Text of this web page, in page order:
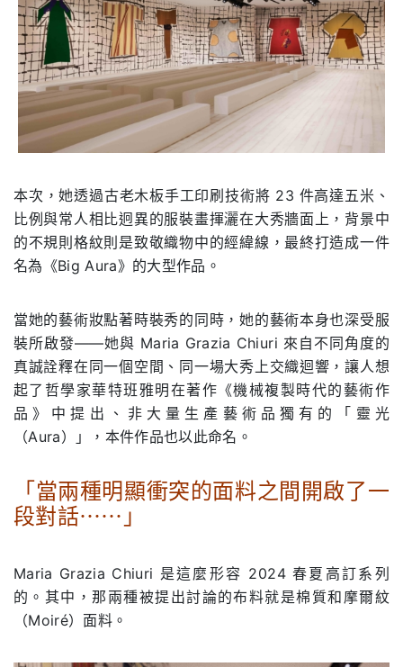
本次，她透過古老木板手工印刷技術將 23 件高達五米、
比例與常人相比迥異的服裝畫揮灑在大秀牆面上，背景中
的不規則格紋則是致敬織物中的經緯線，最終打造成一件
名為《Big Aura》的大型作品。
當她的藝術妝點著時裝秀的同時，她的藝術本身也深受服
裝所啟發——她與 Maria Grazia Chiuri 來自不同角度的
真誠詮釋在同一個空間、同一場大秀上交織迴響，讓人想
起了哲學家華特班雅明在著作《機械複製時代的藝術作
品》中提出、非大量生產藝術品獨有的「靈光
（Aura）」，本件作品也以此命名。
「當兩種明顯衝突的面料之間開啟了一
段對話⋯⋯」
Maria Grazia Chiuri 是這麼形容 2024 春夏高訂系列
的。其中，那兩種被提出討論的布料就是棉質和摩爾紋
（Moiré）面料。